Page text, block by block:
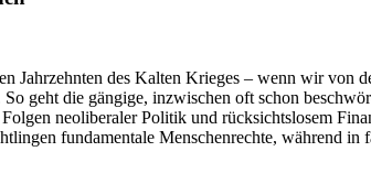
des Kalten Krieges – wenn wir von
geht die gängige, inzwischen oft schon
neoliberaler Politik und rücksichtslosem
fundamentale Menschenrechte, während